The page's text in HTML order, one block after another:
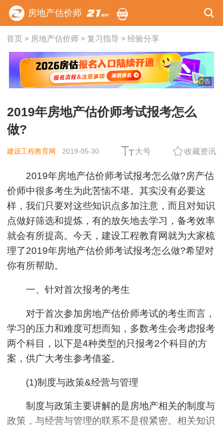
房地产估价师
首页> 房地产估价师> 复习指导 > 经验分享
广告
2019年房地产估价师考试报考怎么
做?
建设工程教育网 2019-05-30 大号 收藏资讯
2019年房地产估价师考试报考怎么做?房产估
价师中很多考生为此苦恼不堪。其实没有必要这
样，我们只要对这些知识点多加注意，而且对知识
点做好筛选和提炼，有的放矢地去学习，备考效率
就会有所提高。今天，建设工程教育网就为大家梳
理了2019年房地产估价师考试报考怎么做?希望对
你有所帮助。
一、针对首次报考的考生
对于首次参加房地产估价师考试的考生而言，
学习的压力和难度可想而知，多数考生会考虑报考
两个科目，以下是4种类型的只报考2个科目的方
案，供广大考生参考借鉴。
(1)制度与政策&经营与管理
制度与政策主要讲解的是房地产相关的制度与
政策，与经营与管理的联系不是很紧密。相关知识